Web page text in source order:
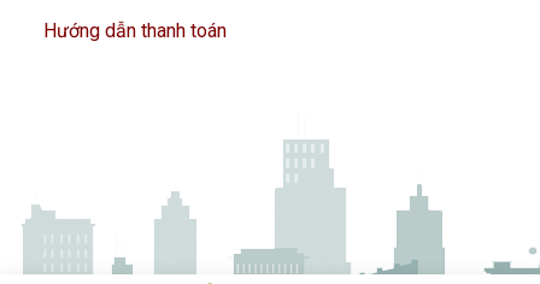
Hướng dẫn thanh toán